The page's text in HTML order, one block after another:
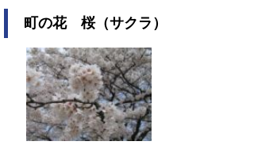
町の花 桜（サクラ）